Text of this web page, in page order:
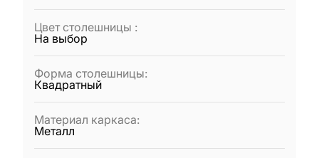
Цвет столешницы :
На выбор
Форма столешницы:
Квадратный
Материал каркаса:
Металл